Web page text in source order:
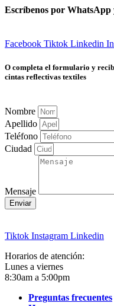
Escríbenos por WhatsApp
Facebook Tiktok Linkedin
O completa el formulario y
cintas reflectivas textiles
Nombre
Apellido
Teléfono
Ciudad
Mensaje
Enviar
Tiktok Instagram Linkedin
Horarios de atención:
Lunes a viernes
8:30am a 5:00pm
Preguntas frecuentes